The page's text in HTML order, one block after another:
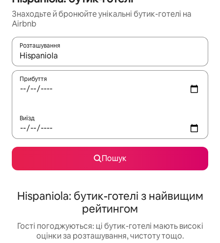
Знаходьте й бронюйте унікальні бутик-готелі на
Airbnb
Розташування
Отримавши результати пошуку, використовуйте для
Прибуття
Виїзд
Пошук
Hispaniola: бутик-готелі з найвищим
рейтингом
Гості погоджуються: ці бутик-готелі мають високі
оцінки за розташування, чистоту тощо.